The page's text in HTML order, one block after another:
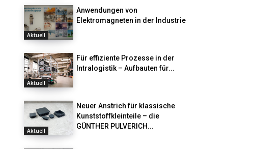
Aktuell
Anwendungen von
Elektromagneten in der Industrie
Aktuell
Für effiziente Prozesse in der
Intralogistik – Aufbauten für...
Aktuell
Neuer Anstrich für klassische
Kunststoffkleinteile – die
GÜNTHER PULVERICH...